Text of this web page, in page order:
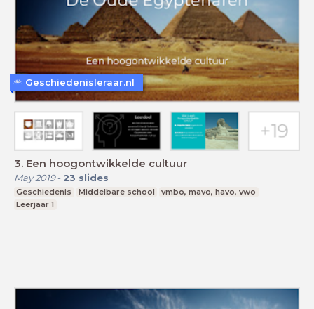
3. Een hoogontwikkelde cultuur
May 2019- 23 slides
Geschiedenis Middelbare school
vmbo, mavo, havo, vwo
Leerjaar 1
Geschiedenisleraar.nl